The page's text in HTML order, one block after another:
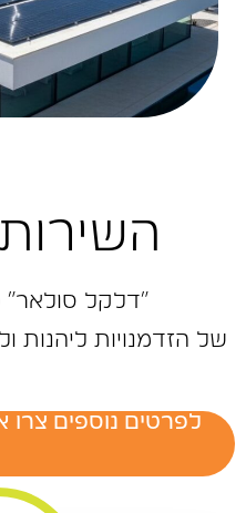
״דלקל ‬סולאר״‭ ‬פותחת‭ ‬לך‭ ‬חלון‭ ‬
של‭ ‬הזדמנויות‭ ‬ליהנות‭ ‬ולהרוויח‭ ‬מאנרגית‭ ‬השמש‭!‬
לפרטים נוספים צרו